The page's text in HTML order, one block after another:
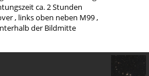
ca. 2 Stunden
, links oben neben M99 ,
der Bildmitte